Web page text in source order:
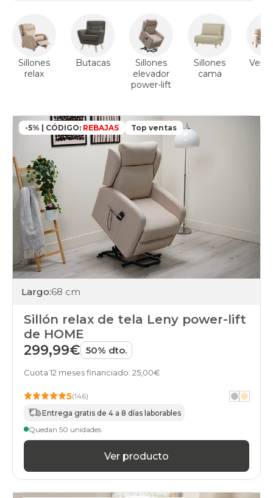
Sillones
relax
Butacas
Sillones
elevador
power-lift
Sillones
cama
Ver
-5% | CÓDIGO: REBAJAS Top ventas
Largo:68 cm
Sillón relax de tela Leny power-lift
de HOME
299,99€ 50% dto.
Cuota 12 meses financiado: 25,00€
5(146)
Entrega gratis de 4 a 8 días laborables
Quedan 50 unidades
Ver producto